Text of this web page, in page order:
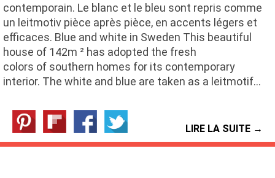
contemporain. Le blanc et le bleu sont repris comme
un leitmotiv pièce après pièce, en accents légers et
efficaces. Blue and white in Sweden This beautiful
house of 142m ² has adopted the fresh
colors of southern homes for its contemporary
interior. The white and blue are taken as a leitmotif…
LIRE LA SUITE →